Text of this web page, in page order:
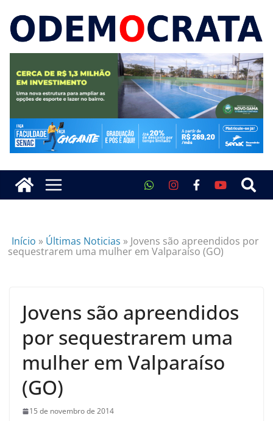
Início » Últimas Noticias » Jovens são apreendidos por
sequestrarem uma mulher em Valparaíso (GO)
Jovens são apreendidos
por sequestrarem uma
mulher em Valparaíso
(GO)
15 de novembro de 2014